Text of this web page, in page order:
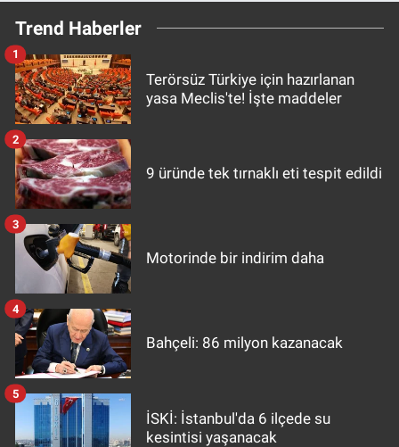
Trend Haberler
Terörsüz Türkiye için hazırlanan
yasa Meclis'te! İşte maddeler
1
9 üründe tek tırnaklı eti tespit edildi
2
Motorinde bir indirim daha
3
Bahçeli: 86 milyon kazanacak
4
İSKİ: İstanbul'da 6 ilçede su
kesintisi yaşanacak
5